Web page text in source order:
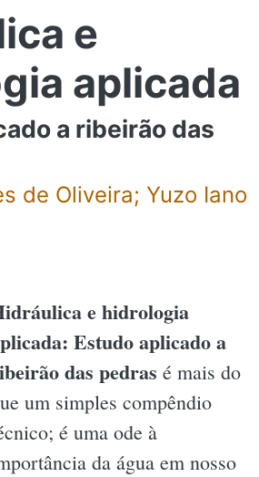
e
aplicada
a ribeirão das
de Oliveira; Yuzo Iano
e hidrologia
Estudo aplicado a
das pedras é mais do
um simples compêndio
é uma ode à
da água em nosso